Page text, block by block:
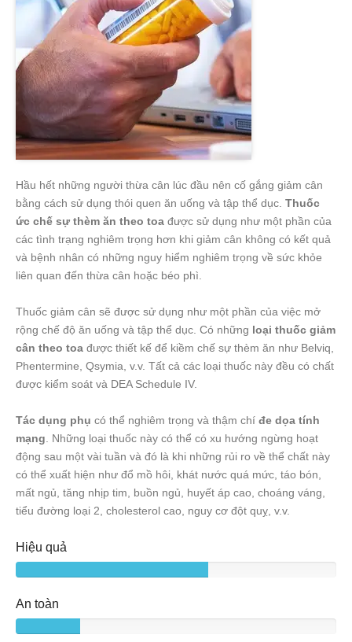
Hầu hết những người thừa cân lúc đầu nên cố gắng giảm cân
bằng cách sử dụng thói quen ăn uống và tập thể dục. Thuốc
ức chế sự thèm ăn theo toa được sử dụng như một phần của
các tình trạng nghiêm trọng hơn khi giảm cân không có kết quả
và bệnh nhân có những nguy hiểm nghiêm trọng về sức khỏe
liên quan đến thừa cân hoặc béo phì.
Thuốc giảm cân sẽ được sử dụng như một phần của việc mở
rộng chế độ ăn uống và tập thể dục. Có những loại thuốc giảm
cân theo toa được thiết kế để kiềm chế sự thèm ăn như Belviq,
Phentermine, Qsymia, v.v. Tất cả các loại thuốc này đều có chất
được kiểm soát và DEA Schedule IV.
Tác dụng phụ có thể nghiêm trọng và thậm chí đe dọa tính
mạng . Những loại thuốc này có thể có xu hướng ngừng hoạt
động sau một vài tuần và đó là khi những rủi ro về thể chất này
có thể xuất hiện như đổ mồ hôi, khát nước quá mức, táo bón,
mất ngủ, tăng nhịp tim, buồn ngủ, huyết áp cao, choáng váng,
tiểu đường loại 2, cholesterol cao, nguy cơ đột quỵ, v.v.
Hiệu quả
An toàn